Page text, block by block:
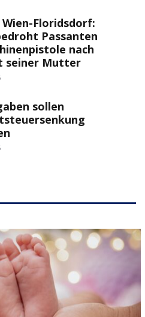
Floridsdorf:
Passanten
nach
seiner Mutter
sollen